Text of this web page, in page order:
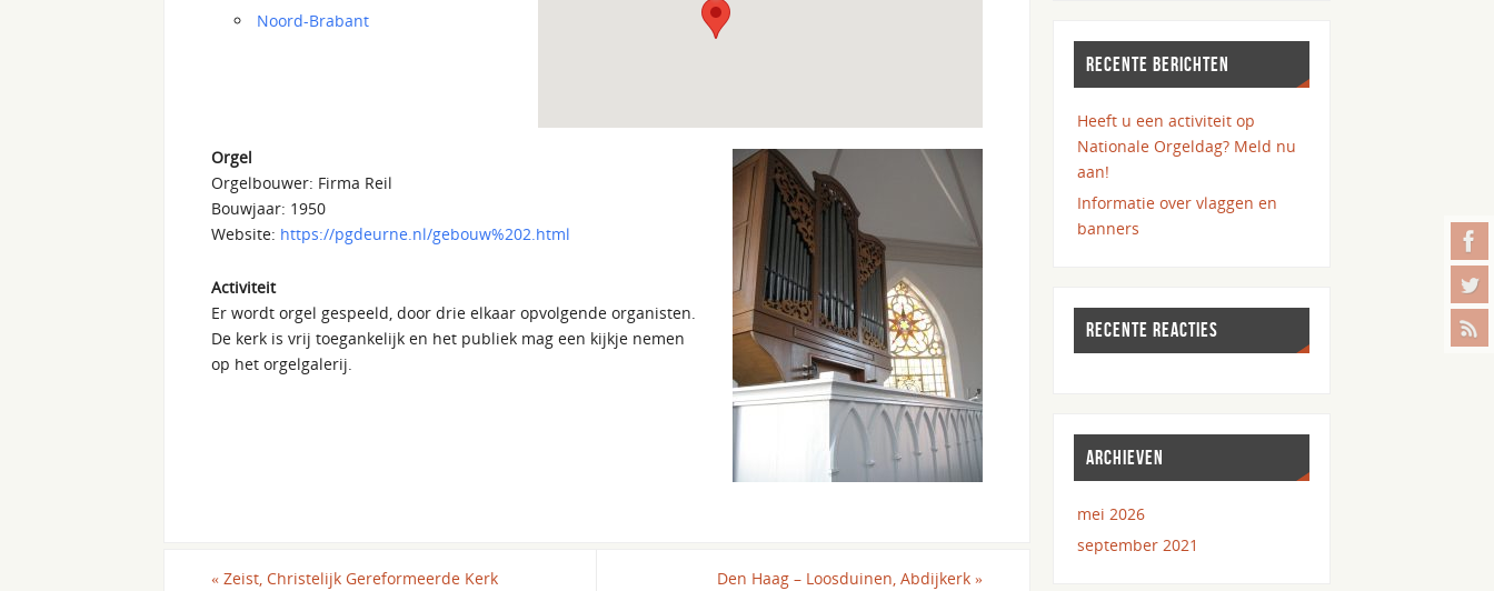
Noord-Brabant
Orgel
Orgelbouwer: Firma Reil
Bouwjaar: 1950
Website: https://pgdeurne.nl/gebouw%202.html
Activiteit
Er wordt orgel gespeeld, door drie elkaar opvolgende organisten.
De kerk is vrij toegankelijk en het publiek mag een kijkje nemen
op het orgelgalerij.
« Zeist, Christelijk Gereformeerde Kerk Den Haag – Loosduinen, Abdijkerk »
RECENTE BERICHTEN
Heeft u een activiteit op
Nationale Orgeldag? Meld nu
aan!
Informatie over vlaggen en
banners
RECENTE REACTIES
ARCHIEVEN
mei 2026
september 2021